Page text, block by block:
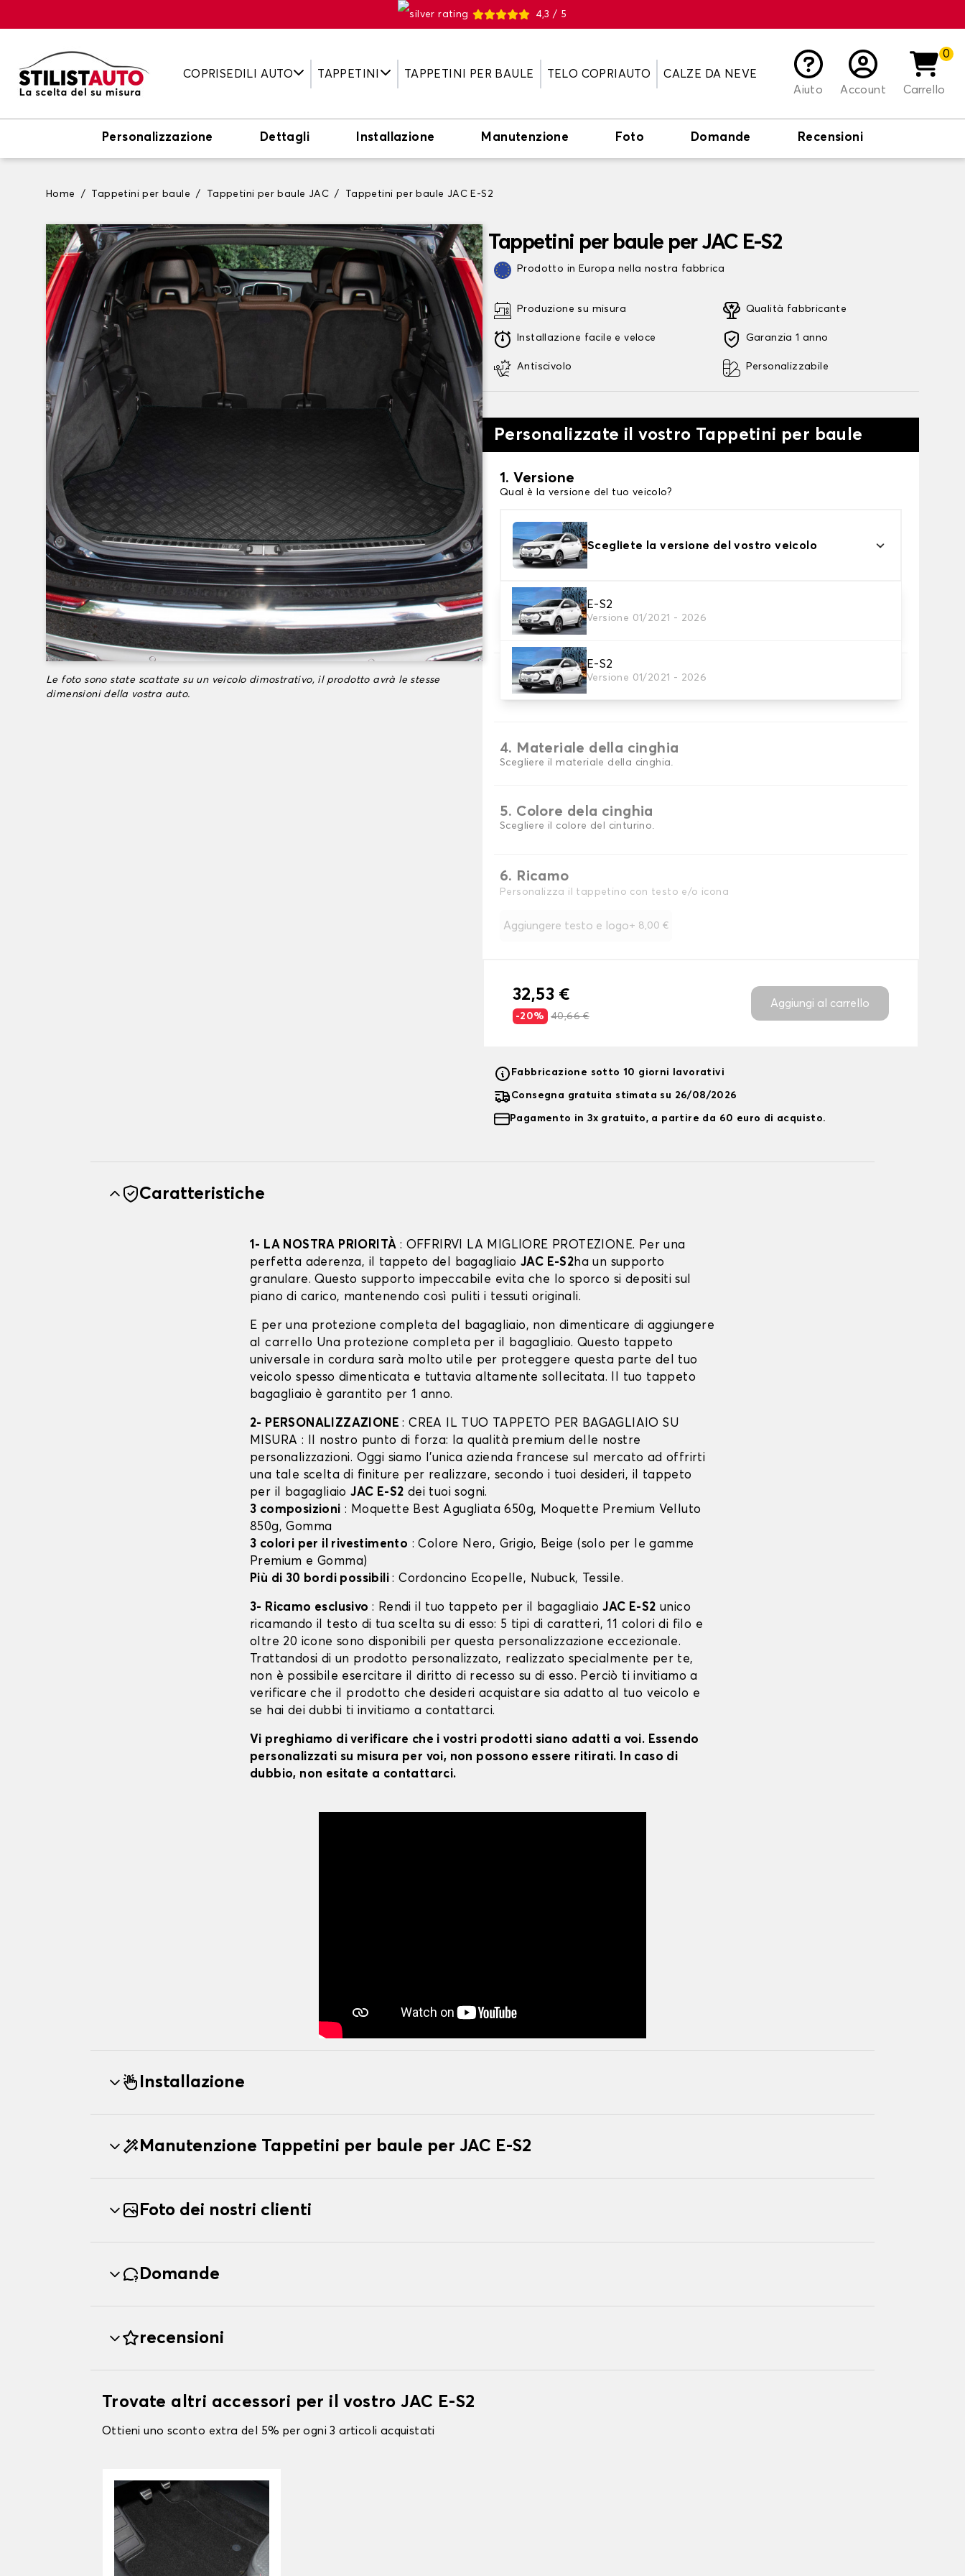
4,3 / 5
COPRISEDILI AUTO TAPPETINI TAPPETINI PER BAULE TELO COPRIAUTO
CALZE DA NEVE
Aiuto
Account
0
Carrello
Personalizzazione Dettagli Installazione Manutenzione Foto Domande Recensioni
Home Tappetini per baule Tappetini per baule JAC Tappetini per baule JAC E-S2
Le foto sono state scattate su un veicolo dimostrativo, il prodotto avrà le stesse
dimensioni della vostra auto.
Tappetini per baule per JAC E-S2
Prodotto in Europa nella nostra fabbrica
Produzione su misura
Installazione facile e veloce
Antiscivolo
Qualità fabbricante
Garanzia 1 anno
Personalizzabile
Personalizzate il vostro Tappetini per baule
1. Versione
Qual è la versione del tuo veicolo?
Scegliete la versione del vostro veicolo
E-S2
Versione 01/2021 - 2026
E-S2
Versione 01/2021 - 2026
2. Materiale
scegli il materiale del tappetini per baule
3. Colori dei tappetini
Scegli il materiale del tappetino baule.
4. Materiale della cinghia
Scegliere il materiale della cinghia.
5. Colore dela cinghia
Scegliere il colore del cinturino.
6. Ricamo
Personalizza il tappetino con testo e/o icona
Aggiungere testo e logo+ 8,00 €
32,53 €
-20% 40,66 €
Aggiungi al carrello
Fabbricazione sotto 10 giorni lavorativi
Consegna gratuita stimata su 26/08/2026
Pagamento in 3x gratuito, a partire da 60 euro di acquisto.
Caratteristiche
1- LA NOSTRA PRIORITÀ : OFFRIRVI LA MIGLIORE PROTEZIONE. Per una
perfetta aderenza, il tappeto del bagagliaio JAC E-S2ha un supporto
granulare. Questo supporto impeccabile evita che lo sporco si depositi sul
piano di carico, mantenendo così puliti i tessuti originali.
E per una protezione completa del bagagliaio, non dimenticare di aggiungere
al carrello Una protezione completa per il bagagliaio. Questo tappeto
universale in cordura sarà molto utile per proteggere questa parte del tuo
veicolo spesso dimenticata e tuttavia altamente sollecitata. Il tuo tappeto
bagagliaio è garantito per 1 anno.
2- PERSONALIZZAZIONE: CREA IL TUO TAPPETO PER BAGAGLIAIO SU
MISURA : Il nostro punto di forza: la qualità premium delle nostre
personalizzazioni. Oggi siamo l’unica azienda francese sul mercato ad offrirti
una tale scelta di finiture per realizzare, secondo i tuoi desideri, il tappeto
per il bagagliaioJAC E-S2 dei tuoi sogni.
3 composizioni : Moquette Best Agugliata 650g, Moquette Premium Velluto
850g, Gomma
3 colori per il rivestimento : Colore Nero, Grigio, Beige (solo per le gamme
Premium e Gomma)
Più di 30 bordi possibili: Cordoncino Ecopelle, Nubuck, Tessile.
3- Ricamo esclusivo : Rendi il tuo tappeto per il bagagliaioJAC E-S2 unico
ricamando il testo di tua scelta su di esso: 5 tipi di caratteri, 11 colori di filo e
oltre 20 icone sono disponibili per questa personalizzazione eccezionale.
Trattandosi di un prodotto personalizzato, realizzato specialmente per te,
non è possibile esercitare il diritto di recesso su di esso. Perciò ti invitiamo a
verificare che il prodotto che desideri acquistare sia adatto al tuo veicolo e
se hai dei dubbi ti invitiamo a contattarci.
Vi preghiamo di verificare che i vostri prodotti siano adatti a voi. Essendo
personalizzati su misura per voi, non possono essere ritirati. In caso di
dubbio, non esitate a contattarci.
Installazione
Manutenzione Tappetini per baule per JAC E-S2
Foto dei nostri clienti
Domande
recensioni
Trovate altri accessori per il vostro JAC E-S2
Ottieni uno sconto extra del 5% per ogni 3 articoli acquistati